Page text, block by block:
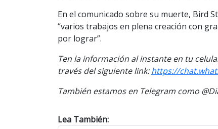
En el comunicado sobre su muerte, Bird
“varios trabajos en plena creación con
por lograr”.
Ten la información al instante en tu
través del siguiente link:https://
También estamos en Telegram como
Lea También: